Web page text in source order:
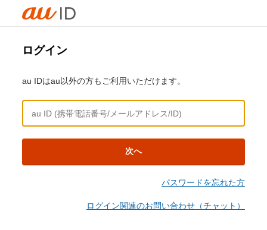
ログイン
au IDはau以外の方もご利用いただけます。
次へ
パスワードを忘れた方
ログイン関連のお問い合わせ（チャット）